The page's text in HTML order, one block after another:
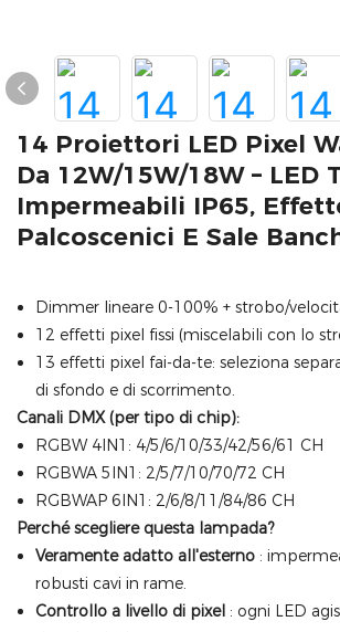
14 Proiettori LED Pixel
Da 12W/15W/18W – LED
Impermeabili IP65,
Palcoscenici E Sale
Dimmer lineare 0-100% + strobo/
12 effetti pixel fissi (miscelabili con lo
13 effetti pixel fai-da-te: seleziona
di sfondo e di scorrimento.
Canali DMX (per tipo di chip):
RGBW 4IN1: 4/5/6/10/33/42/56/61 CH
RGBWA 5IN1: 2/5/7/10/70/72 CH
RGBWAP 6IN1: 2/6/8/11/84/86 CH
Perché scegliere questa lampada?
Veramente adatto all'esterno:
robusti cavi in ​​rame.
Controllo a livello di pixel: ogni LED